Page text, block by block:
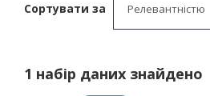
Сортувати за
1 набір даних знайдено